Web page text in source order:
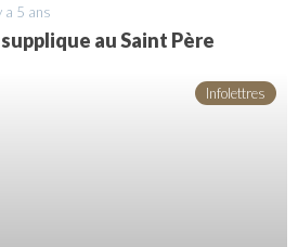
a 5 ans
au Saint Père
Infolettres